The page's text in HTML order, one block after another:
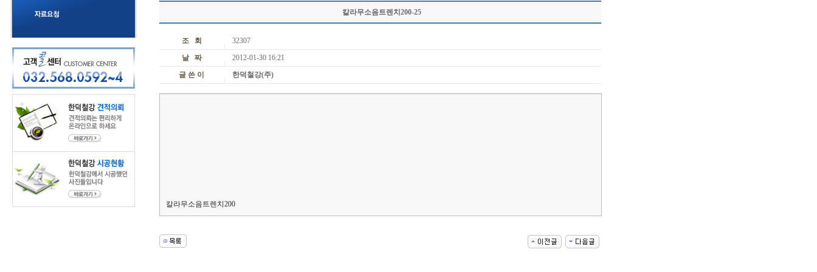
칼라무소음트렌치200-25
조 회
32307
날 짜
2012-01-30 16:21
글 쓴 이
한덕철강(주)
칼라무소음트렌치200